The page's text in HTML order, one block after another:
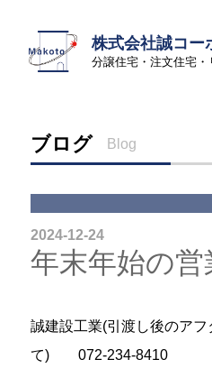
株式会社誠コー
分譲住宅・注文住宅・
ブログ Blog
2024-12-24
年末年始の営
誠建設工業(引渡し後のア
て) 072-234-8410